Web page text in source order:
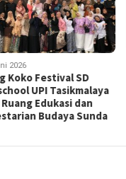
2026
Koko Festival SD
UPI Tasikmalaya
Edukasi dan
Budaya Sunda